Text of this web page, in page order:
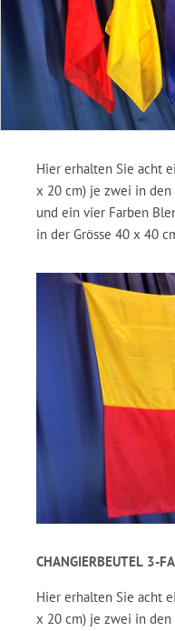
Hier erhalten Sie acht
x 20 cm) je zwei in den
und ein vier Farben
in der Grösse 40 x 40
CHANGIERBEUTEL 3-
Hier erhalten Sie acht
x 20 cm) je zwei in den